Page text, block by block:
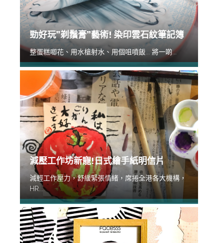
勁好玩”剃鬚膏”藝術! 染印雲石紋筆記簿
整蛋糕唧花、用水槍射水、用個咀噴飯... 將一啲...
減壓工作坊新寵!日式繪手紙明信片
減輕工作壓力，舒緩緊張情緒，席捲全港各大機構，
HR...